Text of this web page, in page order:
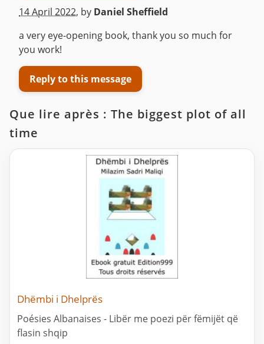
14 April 2022, by Daniel Sheffield
a very eye-opening book, thank you so much for
you work!
Reply to this message
Que lire après : The biggest plot of all
time
Dhëmbi i Dhelprës
Poésies Albanaises - Libër me poezi për fëmijët që
flasin shqip